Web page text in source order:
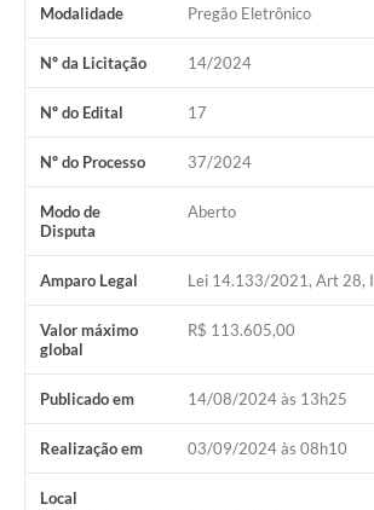
SIC
HISTÓRICO - ADM
Relação de Cargos e Salários
Galeria de Fotos
Audiências Públicas
IPTU
Legislação
Editais
Telefones Úteis
Modalidade Pregão Eletrônico
Nº da Licitação 14/2024
Nº do Edital 17
Nº do Processo 37/2024
Modo de
Disputa
Aberto
Amparo Legal Lei 14.133/2021, Art 28, I
Valor máximo
global
R$ 113.605,00
Publicado em 14/08/2024 às 13h25
Realização em 03/09/2024 às 08h10
Local